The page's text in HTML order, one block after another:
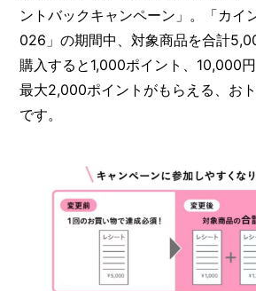
ントバックキャンペーン」。「カイ
026」の期間中、対象商品を合計
購入すると1,000ポイント、10,000
最大2,000ポイントがもらえる、お
です。